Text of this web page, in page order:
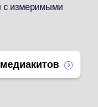
с измеримыми